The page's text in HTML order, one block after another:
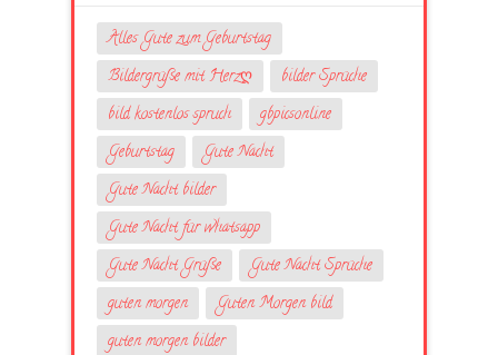
Alles Gute zum Geburtstag
Bildergrüße mit Herzღ
bilder Sprüche
bild kostenlos spruch
gbpicsonline
Geburtstag
Gute Nacht
Gute Nacht bilder
Gute Nacht für whatsapp
Gute Nacht Grüße
Gute Nacht Sprüche
guten morgen
Guten Morgen bild
guten morgen bilder